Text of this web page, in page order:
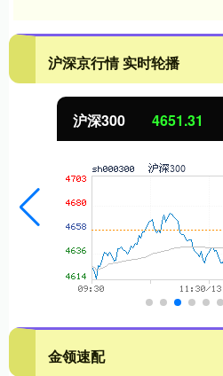
沪深京行情 实时轮播
沪深300 4651.31
金领速配